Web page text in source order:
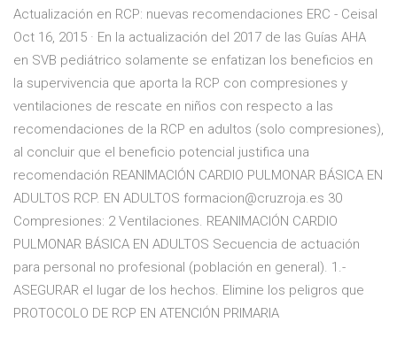
Actualización en RCP: nuevas recomendaciones ERC - Ceisal
Oct 16, 2015 · En la actualización del 2017 de las Guías AHA
en SVB pediátrico solamente se enfatizan los beneficios en
la supervivencia que aporta la RCP con compresiones y
ventilaciones de rescate en niños con respecto a las
recomendaciones de la RCP en adultos (solo compresiones),
al concluir que el beneficio potencial justifica una
recomendación REANIMACIÓN CARDIO PULMONAR BÁSICA EN
ADULTOS RCP. EN ADULTOS formacion@cruzroja.es 30
Compresiones: 2 Ventilaciones. REANIMACIÓN CARDIO
PULMONAR BÁSICA EN ADULTOS Secuencia de actuación
para personal no profesional (población en general). 1.-
ASEGURAR el lugar de los hechos. Elimine los peligros que
PROTOCOLO DE RCP EN ATENCIÓN PRIMARIA